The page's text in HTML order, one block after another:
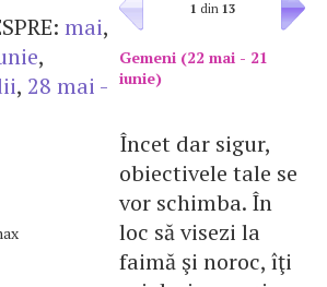
1 din 13
Gemeni (22 mai - 21
iunie)
Încet dar sigur,
obiectivele tale se
vor schimba. În
loc să visezi la
faimă şi noroc, îţi
mai,
,
, 28 mai -